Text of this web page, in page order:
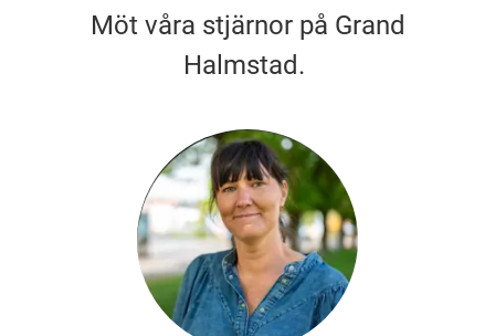
Möt våra stjärnor på Grand
Halmstad.